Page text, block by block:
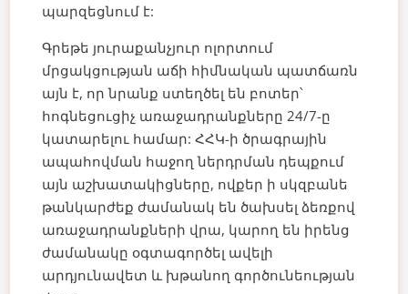
պարզեցնում է:
Գրեթե յուրաքանչյուր ոլորտում
մրցակցության աճի հիմնական պատճառն
այն է, որ նրանք ստեղծել են բոտեր՝
հոգնեցուցիչ առաջադրանքները 24/7-ը
կատարելու համար:ՀՀԿ-ի ծրագրային
ապահովման հաջող ներդրման դեպքում
այն աշխատակիցները, ովքեր ի սկզբանե
թանկարժեք ժամանակ են ծախսել ձեռքով
առաջադրանքների վրա, կարող են իրենց
ժամանակը օգտագործել ավելի
արդյունավետ և խթանող գործունեության